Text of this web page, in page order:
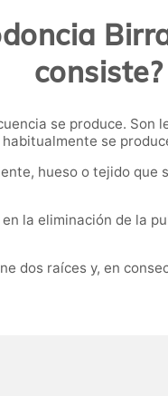
consiste?
se produce. Son
se
hueso o tejido
la eliminación de la
dos raíces y, en